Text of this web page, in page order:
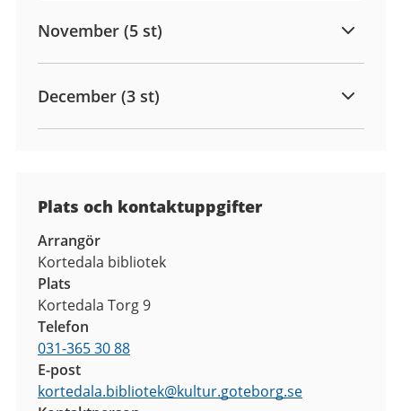
November (5 st)
December (3 st)
Plats och kontaktuppgifter
Arrangör
Kortedala bibliotek
Plats
Kortedala Torg 9
Telefon
031-365 30 88
E-post
kortedala.bibliotek@kultur.goteborg.se